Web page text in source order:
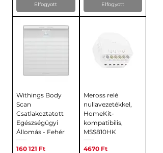
Elfogyott Elfogyott
Withings Body
Scan
Csatlakoztatott
Egészségügyi
Állomás - Fehér
Ár
160 121 Ft
Meross relé
nullavezetékkel,
HomeKit-
kompatibilis,
MSS810HK
Ár
4670 Ft